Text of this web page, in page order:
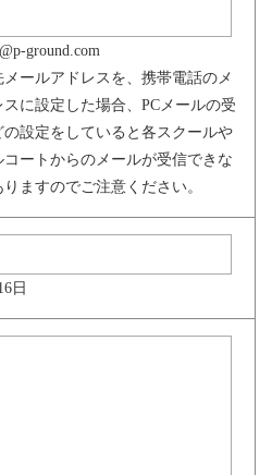
ground.com
ールアドレスを、携帯電話のメ
スに設定した場合、PCメールの受
の設定をしていると各スクールや
コートからのメールが受信できな
ますのでご注意ください。
日